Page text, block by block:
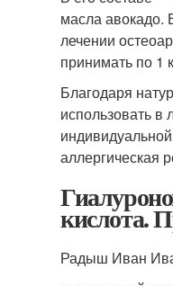
масла авокадо.
лечении
принимать по 1
Благодаря
использовать
аллергическая
кислота.
Радыш Иван